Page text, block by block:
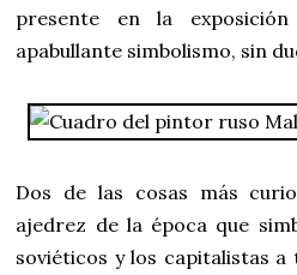
presente en la
apabullante simbolismo, sin
Dos de las cosas más
ajedrez de la época que
soviéticos y los capitalistas a